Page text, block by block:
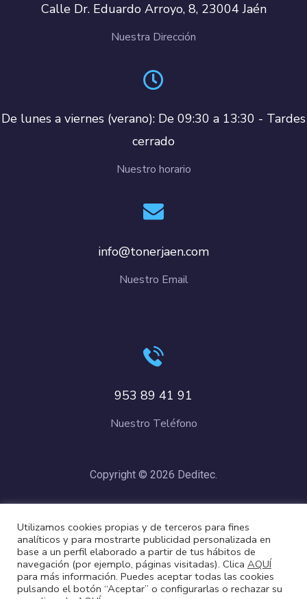
Calle Dr. Eduardo Arroyo, 8, 23004 Jaén
Nuestra Dirección
De lunes a viernes (verano): De 09:30 a 13:30 - Tardes
cerrado
Nuestro horario
info@tonerjaen.com
Nuestro Email
953 89 41 91
Nuestro Teléfono
Copyright © 2026 Deditec.
Cookies
Utilizamos cookies propias y de terceros para fines
analíticos y para mostrarte publicidad personalizada en
base a un perfil elaborado a partir de tus hábitos de
navegación (por ejemplo, páginas visitadas). Clica AQUÍ
para más información. Puedes aceptar todas las cookies
pulsando el botón “Aceptar” o configurarlas o rechazar su